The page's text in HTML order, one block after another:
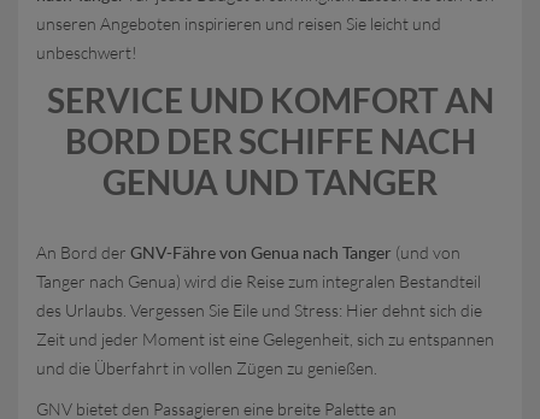
unseren Angeboten inspirieren und reisen Sie leicht und
unbeschwert!
SERVICE UND KOMFORT AN
BORD DER SCHIFFE NACH
GENUA UND TANGER
An Bord der GNV-Fähre von Genua nach Tanger (und von
Tanger nach Genua) wird die Reise zum integralen Bestandteil
des Urlaubs. Vergessen Sie Eile und Stress: Hier dehnt sich die
Zeit und jeder Moment ist eine Gelegenheit, sich zu entspannen
und die Überfahrt in vollen Zügen zu genießen.
GNV bietet den Passagieren eine breite Palette an